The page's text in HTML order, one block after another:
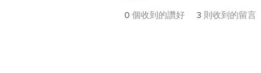
0 個收到的讚好 3 則收到的留言